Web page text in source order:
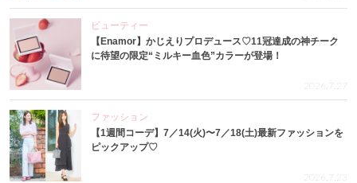
ビューティー
【Enamor】かじえりプロデュース♡11冠達成の神チーク
に待望の限定“ミルキー血色”カラーが登場！
2026.7.27
ファッション
【1週間コーデ】7／14(火)〜7／18(土)最新ファッションを
ピックアップ♡
2026.7.23